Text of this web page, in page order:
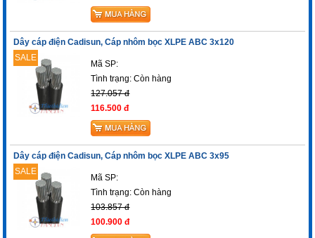
Dây cáp điện Cadisun, Cáp nhôm bọc XLPE ABC 3x120
SALE
Mã SP:
Tình trạng:Còn hàng
127.057 đ
116.500 đ
Dây cáp điện Cadisun, Cáp nhôm bọc XLPE ABC 3x95
SALE
Mã SP:
Tình trạng:Còn hàng
103.857 đ
100.900 đ